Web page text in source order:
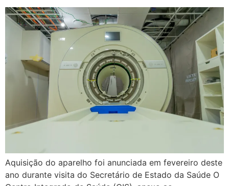
Aquisição do aparelho foi anunciada em fevereiro deste
ano durante visita do Secretário de Estado da Saúde O